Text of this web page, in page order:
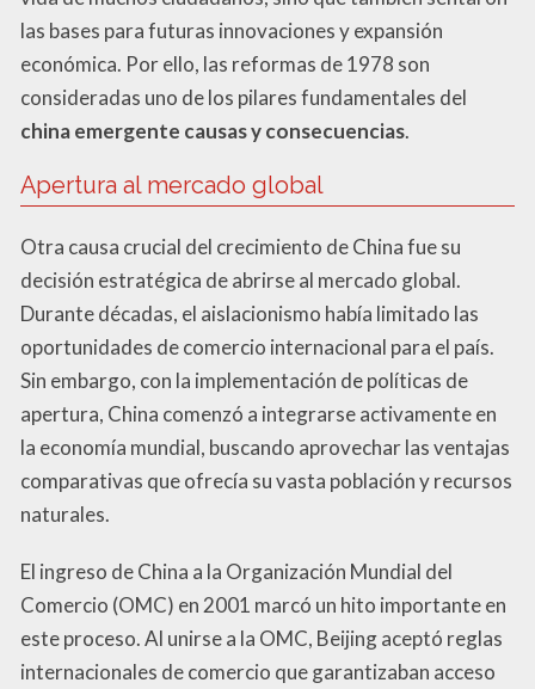
las bases para futuras innovaciones y expansión
económica. Por ello, las reformas de 1978 son
consideradas uno de los pilares fundamentales del
china emergente causas y consecuencias.
Apertura al mercado global
Otra causa crucial del crecimiento de China fue su
decisión estratégica de abrirse al mercado global.
Durante décadas, el aislacionismo había limitado las
oportunidades de comercio internacional para el país.
Sin embargo, con la implementación de políticas de
apertura, China comenzó a integrarse activamente en
la economía mundial, buscando aprovechar las ventajas
comparativas que ofrecía su vasta población y recursos
naturales.
El ingreso de China a la Organización Mundial del
Comercio (OMC) en 2001 marcó un hito importante en
este proceso. Al unirse a la OMC, Beijing aceptó reglas
internacionales de comercio que garantizaban acceso